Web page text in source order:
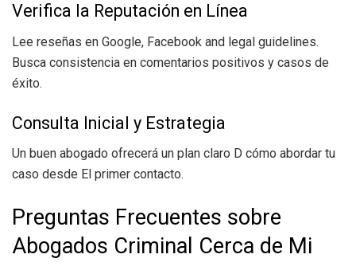
Verifica la Reputación en Línea
Lee reseñas en Google, Facebook and legal guidelines.
Busca consistencia en comentarios positivos y casos de
éxito.
Consulta Inicial y Estrategia
Un buen abogado ofrecerá un plan claro D cómo abordar tu
caso desde El primer contacto.
Preguntas Frecuentes sobre
Abogados Criminal Cerca de Mi